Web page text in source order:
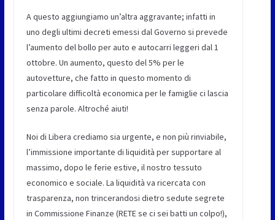
A questo aggiungiamo un’altra aggravante; infatti in
uno degli ultimi decreti emessi dal Governo si prevede
l’aumento del bollo per auto e autocarri leggeri dal 1
ottobre. Un aumento, questo del 5% per le
autovetture, che fatto in questo momento di
particolare difficoltà economica per le famiglie ci lascia
senza parole. Altroché aiuti!
Noi di Libera crediamo sia urgente, e non più rinviabile,
l’immissione importante di liquidità per supportare al
massimo, dopo le ferie estive, il nostro tessuto
economico e sociale. La liquidità va ricercata con
trasparenza, non trincerandosi dietro sedute segrete
in Commissione Finanze (RETE se ci sei batti un colpo!),